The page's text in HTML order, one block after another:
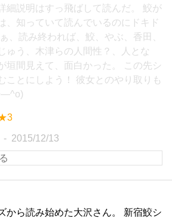
細説明はすっ飛ばして読んだ。 鮫が
、知っていて読んでいるのにドキド
、読み終われば、鮫、やぶ、香田、
ゅう、木津らの人間性？、人とな
垣間見えて、面白かった。 この先シ
ことにしよう！ 彼女とのやり取りも
2015/12/13
から読み始めた大沢さん。 新宿鮫シ